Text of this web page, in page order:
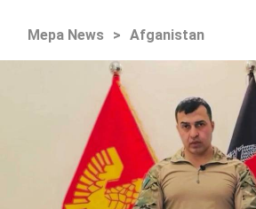
Mepa News > Afganistan